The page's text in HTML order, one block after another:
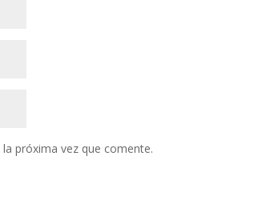
próxima vez que comente.